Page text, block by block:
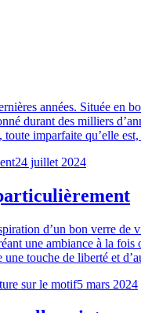
années. Située
durant des milliers
toute imparfaite qu’elle
24 juillet 2024
d’un bon verre de
une ambiance à la
touche de liberté et
5 mars 2024